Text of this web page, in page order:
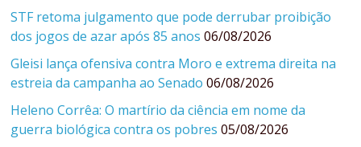
STF retoma julgamento que pode derrubar proibição
dos jogos de azar após 85 anos 06/08/2026
Gleisi lança ofensiva contra Moro e extrema direita na
estreia da campanha ao Senado 06/08/2026
Heleno Corrêa: O martírio da ciência em nome da
guerra biológica contra os pobres 05/08/2026